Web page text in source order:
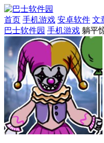
首页 手机游戏 安卓软件 文
巴士软件园 手机游戏 躺平